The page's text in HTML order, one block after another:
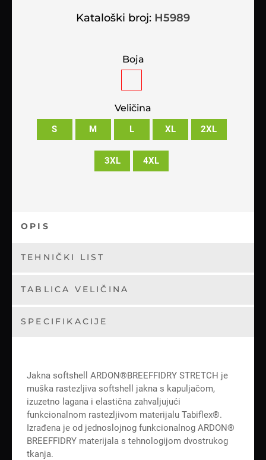
Kataloški broj: H5989
Boja
Veličina
S M L XL 2XL
3XL 4XL
OPIS
TEHNIČKI LIST
TABLICA VELIČINA
SPECIFIKACIJE
Jakna softshell ARDON®BREEFFIDRY STRETCH je
muška rastezljiva softshell jakna s kapuljačom,
izuzetno lagana i elastična zahvaljujući
funkcionalnom rastezljivom materijalu Tabiflex®.
Izrađena je od jednoslojnog funkcionalnog ARDON®
BREEFFIDRY materijala s tehnologijom dvostrukog
tkanja.